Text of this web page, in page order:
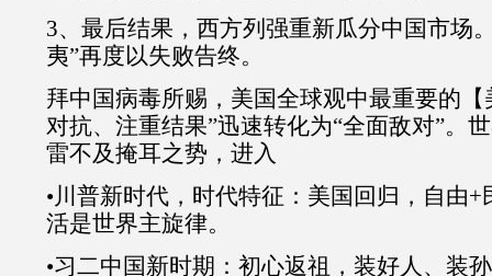
3、最后结果，西方列强重新瓜分中国市场
夷”再度以失败告终。
拜中国病毒所赐，美国全球观中最重要的【
对抗、注重结果”迅速转化为“全面敌对”。
雷不及掩耳之势，进入
•川普新时代，时代特征：美国回归，自由
活是世界主旋律。
•习二中国新时期：初心返祖，装好人、装